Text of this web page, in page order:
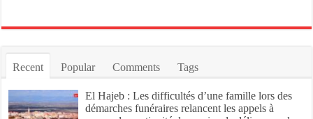
Recent Popular Comments Tags
El Hajeb : Les difficultés d’une famille lors des
démarches funéraires relancent les appels à